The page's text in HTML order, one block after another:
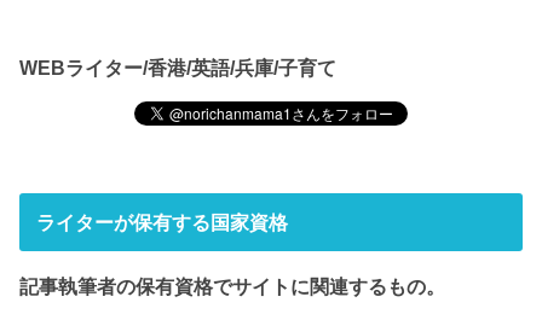
WEBライター/香港/英語/兵庫/子育て
ライターが保有する国家資格
記事執筆者の保有資格でサイト に関連するもの。